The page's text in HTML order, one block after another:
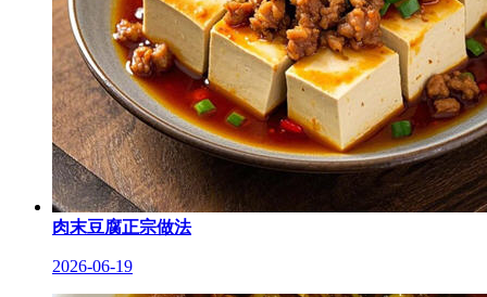
肉末豆腐正宗做法
2026-06-19